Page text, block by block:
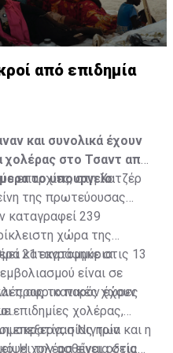
από επιδημία
και συνολικά έχουν
χολέρας στο Τσαντ από
το υπουργείο
επαρχίες, στη Χατζέρ
της πρωτεύουσας
καταγραφεί 239
χώρα της
21 εκατομμύρια
είναι σε
προς το παρόν έχουν
καταγράφηκε στις 13
αφρικανικές χώρες
επιδημίες χολέρας,
η Νιγηρία και η
Η χολέρα είναι οξεία
επεξεργασίας των
την ασθένεια στις